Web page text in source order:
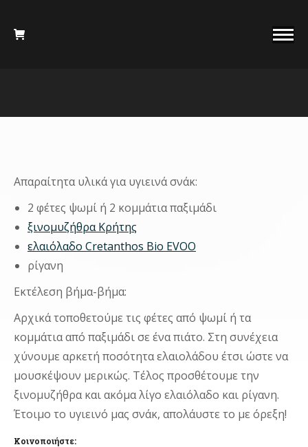
Απαραίτητα υλικά για υγιεινά σνάκ:
2 φέτες ψωμί ή 2 κομμάτια παξιμάδι
ξινομυζήθρα Κρήτης
ελαιόλαδο Cretanthos Bio EVOO
ρίγανη
Εκτέλεση βήμα-βήμα:
Αρχικά τοποθετούμε τις φέτες από ψωμί ή τα
κομμάτια από παξιμάδι σε ένα πιάτο. Στη συνέχεια
χύνουμε αρκετή ποσότητα ελαιολάδου έτσι ώστε να
μουσκέψουν μερικώς. Τέλος προσθέτουμε την
ξινομυζήθρα και ακόμα λίγο ελαιόλαδο και ρίγανη.
Έτοιμο το υγιεινό μας σνάκ, απολάυστε το με όρεξη!
Κοινοποιήστε: